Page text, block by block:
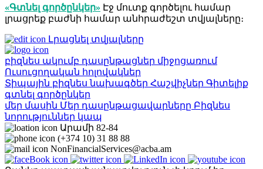
«Գտնել գործընկեր» Էջ մուտք գործելու համար
լրացրեք բաժնի համար անհրաժեշտ տվյալները։
Լրացնել տվյալները
բիզնես ակումբ դասընթացներ միջոցառում
Ուսուցողական հոլովակներ
Տիպային բիզնես նախագծեր Հաշվիչներ Գիտելիք
գտնել գործընկեր
մեր մասին Մեր դասընթացավարները Բիզնես
նորություններ կապ
Արամի 82-84
(+374 10) 31 88 88
NonFinancialServices@acba.am